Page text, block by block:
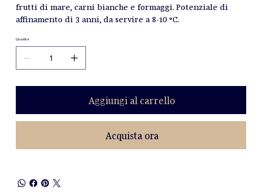
frutti di mare, carni bianche e formaggi. Potenziale di
affinamento di 3 anni, da servire a 8-10 °C.
Quantità
Aggiungi al carrello
Acquista ora